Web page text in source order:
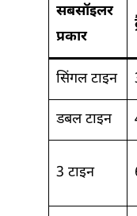
सबसॉइलर
प्रकार
सिंगल टाइन
डबल टाइन
3 टाइन